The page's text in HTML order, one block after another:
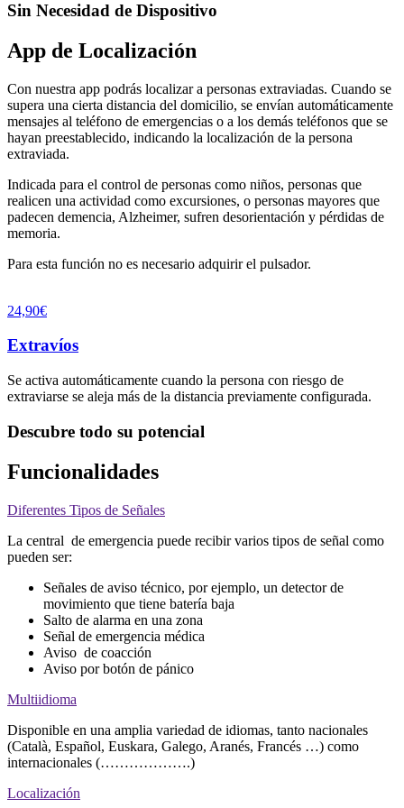
Sin Necesidad de Dispositivo
App de Localización
Con nuestra app podrás localizar a personas extraviadas. Cuando se
supera una cierta distancia del domicilio, se envían automáticamente
mensajes al teléfono de emergencias o a los demás teléfonos que se
hayan preestablecido, indicando la localización de la persona
extraviada.
Indicada para el control de personas como niños, personas que
realicen una actividad como excursiones, o personas mayores que
padecen demencia, Alzheimer, sufren desorientación y pérdidas de
memoria.
Para esta función no es necesario adquirir el pulsador.
24,90€
Extravíos
Se activa automáticamente cuando la persona con riesgo de
extraviarse se aleja más de la distancia previamente configurada.
Descubre todo su potencial
Funcionalidades
Diferentes Tipos de Señales
La central de emergencia puede recibir varios tipos de señal como
pueden ser:
Señales de aviso técnico, por ejemplo, un detector de
movimiento que tiene batería baja
Salto de alarma en una zona
Señal de emergencia médica
Aviso de coacción
Aviso por botón de pánico
Multiidioma
Disponible en una amplia variedad de idiomas, tanto nacionales
(Català, Español, Euskara, Galego, Aranés, Francés …) como
internacionales (……………….)
Localización